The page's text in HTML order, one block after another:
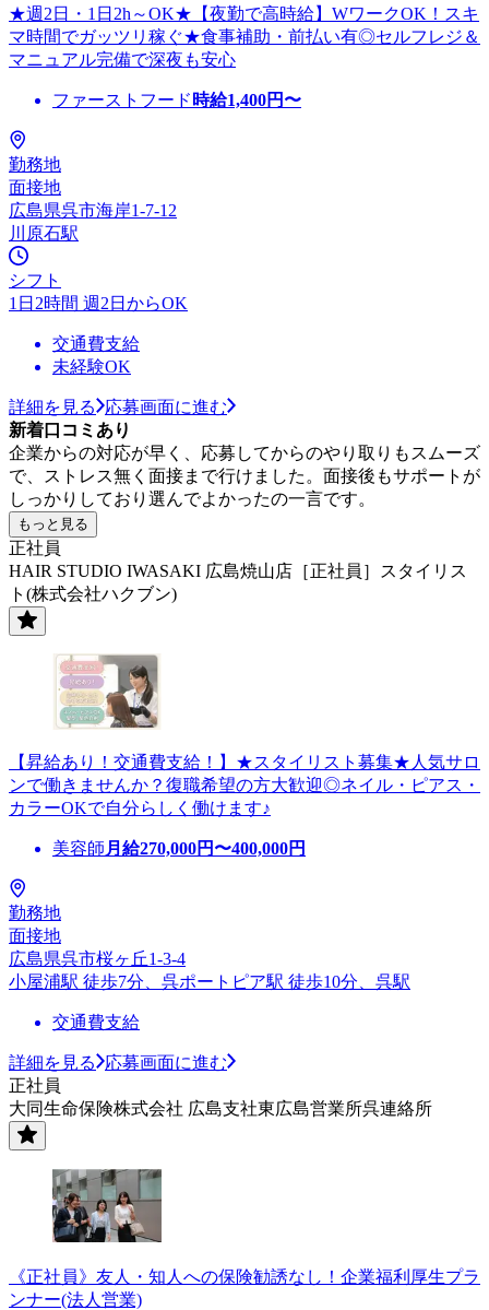
★週2日・1日2h～OK★【夜勤で高時給】WワークOK！スキ
マ時間でガッツリ稼ぐ★食事補助・前払い有◎セルフレジ＆
マニュアル完備で深夜も安心
ファーストフード 時給1,400円〜
勤務地
面接地
広島県呉市海岸1-7-12
川原石駅
シフト
1日2時間 週2日からOK
交通費支給
未経験OK
詳細を見る
応募画面に進む
新着口コミあり
企業からの対応が早く、応募してからのやり取りもスムーズ
で、ストレス無く面接まで行けました。面接後もサポートが
しっかりしており選んでよかったの一言です。
もっと見る
正社員
HAIR STUDIO IWASAKI 広島焼山店［正社員］スタイリス
ト(株式会社ハクブン)
【昇給あり！交通費支給！】★スタイリスト募集★人気サロ
ンで働きませんか？復職希望の方大歓迎◎ネイル・ピアス・
カラーOKで自分らしく働けます♪
美容師 月給270,000円〜400,000円
勤務地
面接地
広島県呉市桜ヶ丘1-3-4
小屋浦駅 徒歩7分、呉ポートピア駅 徒歩10分、呉駅
交通費支給
詳細を見る
応募画面に進む
正社員
大同生命保険株式会社 広島支社東広島営業所呉連絡所
《正社員》友人・知人への保険勧誘なし！企業福利厚生プラ
ンナー(法人営業)